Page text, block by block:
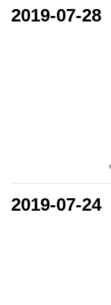
2019-07-28
2019-07-24